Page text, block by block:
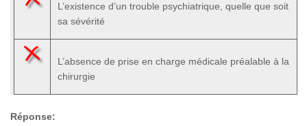
L’existence d’un trouble psychiatrique, quelle que soit
sa sévérité
L’absence de prise en charge médicale préalable à la
chirurgie
Réponse: